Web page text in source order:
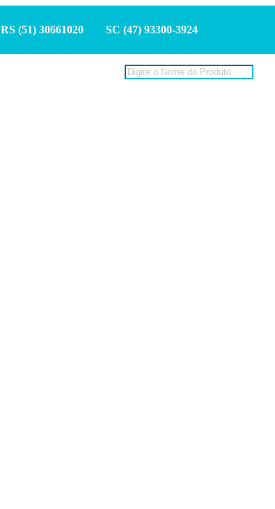
RS (51) 30661020 SC (47) 93300-3924